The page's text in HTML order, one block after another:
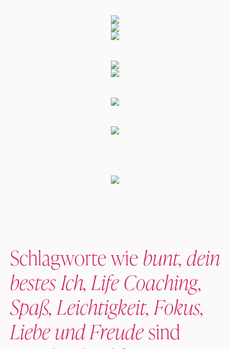
Schlagworte wiebunt, dein
bestes Ich, Life Coaching,
Spaß, Leichtigkeit, Fokus,
Liebe und Freudesind